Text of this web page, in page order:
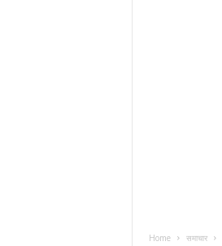
Home समाचार